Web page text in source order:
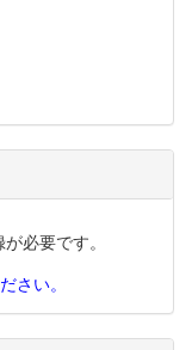
必要です。
さい。